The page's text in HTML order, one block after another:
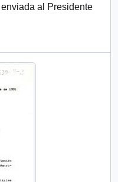
al Presidente